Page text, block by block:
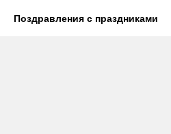
Поздравления с праздниками